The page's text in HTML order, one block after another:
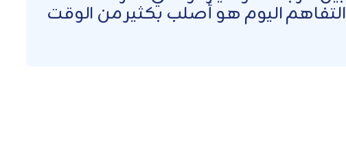
التفاهم اليوم هو أصلب بكثير من الوقت